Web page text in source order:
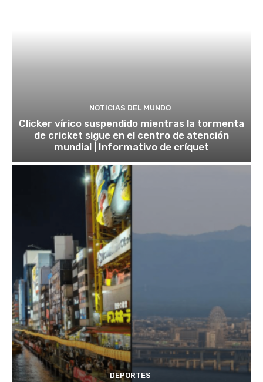
NOTICIAS DEL MUNDO
Clicker vírico suspendido mientras la tormenta
de cricket sigue en el centro de atención
mundial | Informativo de críquet
DEPORTES